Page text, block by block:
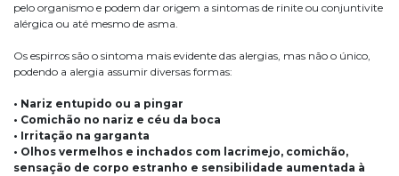
pelo organismo e podem dar origem a sintomas de rinite ou conjuntivite
alérgica ou até mesmo de asma.
Os espirros são o sintoma mais evidente das alergias, mas não o único,
podendo a alergia assumir diversas formas:
• Nariz entupido ou a pingar
• Comichão no nariz e céu da boca
• Irritação na garganta
• Olhos vermelhos e inchados com lacrimejo, comichão,
sensação de corpo estranho e sensibilidade aumentada à